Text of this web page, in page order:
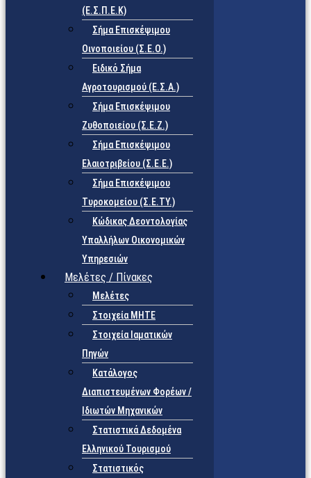
(Ε.Σ.Π.Ε.Κ)
Σήμα Επισκέψιμου
Οινοποιείου (Σ.Ε.Ο.)
Ειδικό Σήμα
Αγροτουρισμού (Ε.Σ.Α.)
Σήμα Επισκέψιμου
Ζυθοποιείου (Σ.Ε.Ζ.)
Σήμα Επισκέψιμου
Ελαιοτριβείου (Σ.Ε.Ε.)
Σήμα Επισκέψιμου
Τυροκομείου (Σ.Ε.TY.)
Κώδικας Δεοντολογίας
Υπαλλήλων Οικονομικών
Υπηρεσιών
Μελέτες / Πίνακες
Μελέτες
Στοιχεία ΜΗΤΕ
Στοιχεία Ιαματικών
Πηγών
Κατάλογος
Διαπιστευμένων Φορέων /
Ιδιωτών Μηχανικών
Στατιστικά Δεδομένα
Ελληνικού Τουρισμού
Στατιστικός